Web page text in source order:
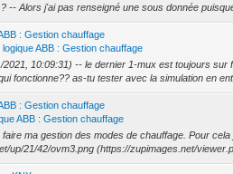
-- Alors j'ai pas renseigné une sous donnée
: Gestion chauffage
ABB : Gestion chauffage
2021, 10:09:31) -- le dernier 1-mux est toujours sur
fonctionne?? as-tu tester avec la simulation en
: Gestion chauffage
ABB : Gestion chauffage
ma gestion des modes de chauffage. Pour
up/21/42/ovm3.png (https://zupimages.net/